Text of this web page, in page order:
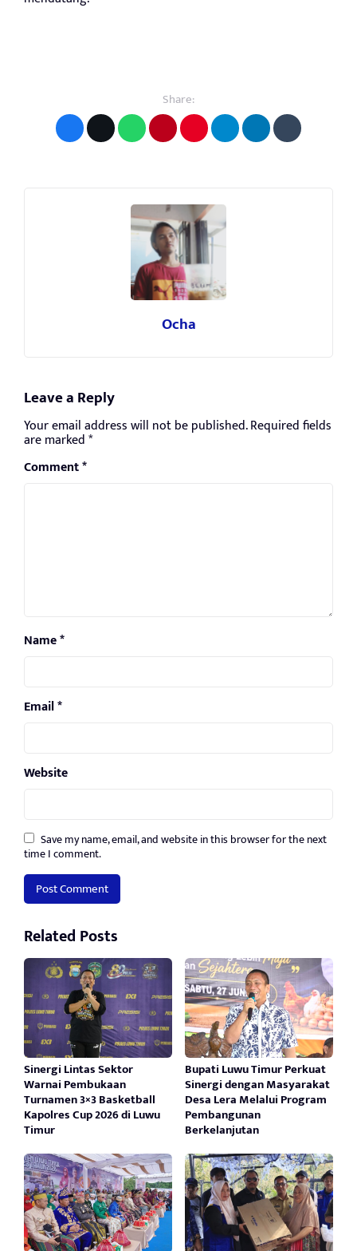
Share:
Ocha
Leave a Reply
Your email address will not be published.Required fields
are marked*
Comment*
Name*
Email*
Website
Save my name, email, and website in this browser for the next
time I comment.
Related Posts
Sinergi Lintas Sektor
Warnai Pembukaan
Turnamen 3×3 Basketball
Kapolres Cup 2026 di Luwu
Timur
Bupati Luwu Timur Perkuat
Sinergi dengan Masyarakat
Desa Lera Melalui Program
Pembangunan
Berkelanjutan